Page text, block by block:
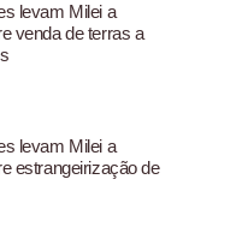
levam Milei a
venda de terras a
levam Milei a
estrangeirização de